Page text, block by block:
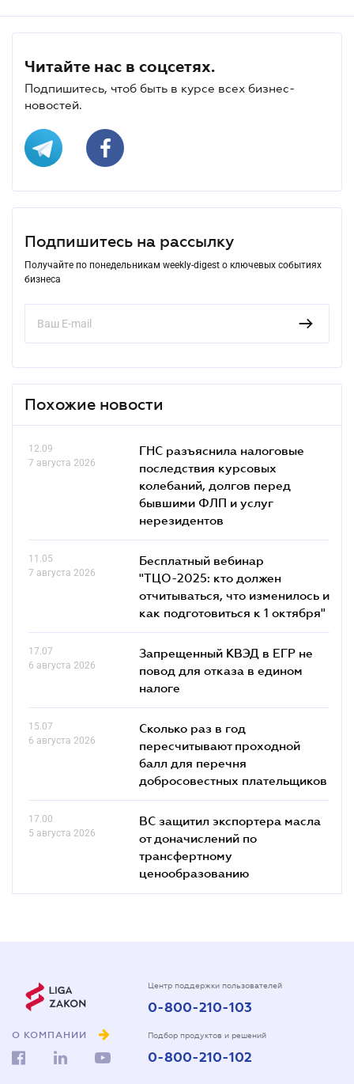
Читайте нас в соцсетях.
Подпишитесь, чтоб быть в курсе всех бизнес-
новостей.
Подпишитесь на рассылку
Получайте по понедельникам weekly-digest о ключевых событиях
бизнеса
Похожие новости
12.09
7 августа 2026
ГНС разъяснила налоговые
последствия курсовых
колебаний, долгов перед
бывшими ФЛП и услуг
нерезидентов
11.05
7 августа 2026
Бесплатный вебинар
"ТЦО-2025: кто должен
отчитываться, что изменилось и
как подготовиться к 1 октября"
17.07
6 августа 2026
Запрещенный КВЭД в ЕГР не
повод для отказа в едином
налоге
15.07
6 августа 2026
Сколько раз в год
пересчитывают проходной
балл для перечня
добросовестных плательщиков
17.00
5 августа 2026
ВС защитил экспортера масла
от доначислений по
трансфертному
ценообразованию
О КОМПАНИИ
Центр поддержки пользователей
0-800-210-103
Подбор продуктов и решений
0-800-210-102